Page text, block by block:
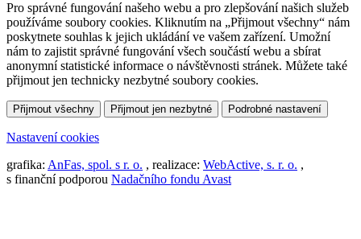
Pro správné fungování našeho webu a pro zlepšování našich služeb
používáme soubory cookies. Kliknutím na „Přijmout všechny“ nám
poskytnete souhlas k jejich ukládání ve vašem zařízení. Umožní
nám to zajistit správné fungování všech součástí webu a sbírat
anonymní statistické informace o návštěvnosti stránek. Můžete také
přijmout jen technicky nezbytné soubory cookies.
Přijmout všechny Přijmout jen nezbytné Podrobné nastavení
Nastavení cookies
grafika: AnFas, spol. s r. o. , realizace: WebActive, s. r. o. ,
s finanční podporou Nadačního fondu Avast